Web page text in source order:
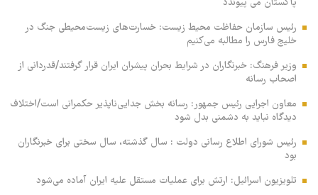
رئیس سازمان حفاظت محیط زیست: خسارت‌های زیست‌محیطی جنگ در
خلیج فارس را مطالبه‌ می‌کنیم
وزیر فرهنگ: خبرنگاران در شرایط بحران پیشران ایران قرار گرفتند/قدردانی از
اصحاب رسانه
معاون اجرایی رئیس جمهور: رسانه بخش جدایی‌ناپذیر حکمرانی است/اختلاف
دیدگاه نباید به دشمنی بدل شود
رئیس شورای اطلاع رسانی دولت : سال گذشته، سال سختی برای خبرنگاران
بود
تلویزیون اسرائیل: ارتش برای عملیات مستقل علیه ایران آماده می‌شود